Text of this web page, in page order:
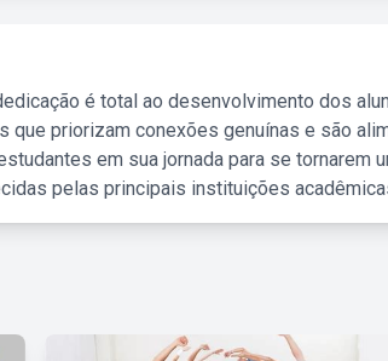
é total ao desenvolvimento dos
que priorizam conexões genuínas e são
em sua jornada para se tornarem
pelas principais instituições